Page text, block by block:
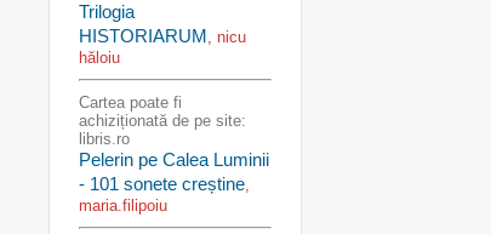
Trilogia
HISTORIARUM, nicu
hăloiu
Cartea poate fi
achiziționată de pe site:
libris.ro
Pelerin pe Calea Luminii
- 101 sonete creștine,
maria.filipoiu